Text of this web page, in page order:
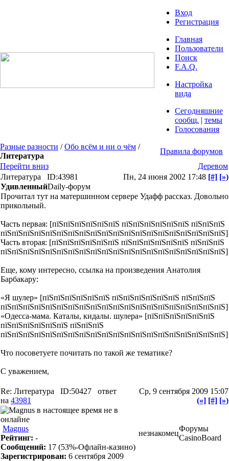
Вход
Регистрация
Главная
Пользователи
Поиск
F.A.Q.
Настройка
вида
Сегодняшние
сообщ. | темы
Голосования
Разные разности /Обо всём и ни о чём /
Литература
Правила форумов
Перейти вниз
Деревом
Литература
ID:43981 Пн, 24 июня 2002 17:48 [#] [»)
УдивленныйDaily-форум
Прочитал тут на матершинном сервере Удафф рассказ. Довольно
прикольный.
Часть первая: [пїЅпїЅпїЅпїЅпїЅпїЅ пїЅпїЅпїЅпїЅпїЅпїЅ пїЅпїЅпїЅ
пїЅпїЅпїЅпїЅпїЅпїЅпїЅпїЅпїЅпїЅпїЅпїЅпїЅпїЅпїЅпїЅпїЅпїЅпїЅпїЅ]
Часть вторая: [пїЅпїЅпїЅпїЅпїЅпїЅ пїЅпїЅпїЅпїЅпїЅпїЅ пїЅпїЅпїЅ
пїЅпїЅпїЅпїЅпїЅпїЅпїЅпїЅпїЅпїЅпїЅпїЅпїЅпїЅпїЅпїЅпїЅпїЅпїЅпїЅ]
Еще, кому интересно, ссылка на произведения Анатолия
Барбакару:
«Я шулер» [пїЅпїЅпїЅпїЅпїЅпїЅ пїЅпїЅпїЅпїЅпїЅпїЅ пїЅпїЅпїЅ
пїЅпїЅпїЅпїЅпїЅпїЅпїЅпїЅпїЅпїЅпїЅпїЅпїЅпїЅпїЅпїЅпїЅпїЅпїЅпїЅ]
«Одесcа-мама. Каталы, кидалы. шулера» [пїЅпїЅпїЅпїЅпїЅпїЅ
пїЅпїЅпїЅпїЅпїЅпїЅ пїЅпїЅпїЅ
пїЅпїЅпїЅпїЅпїЅпїЅпїЅпїЅпїЅпїЅпїЅпїЅпїЅпїЅпїЅпїЅпїЅпїЅпїЅпїЅ]
Что посоветуете почитать по такой же тематике?
С уважением,
Re: Литература ID:50427 ответ
на 43981
Ср, 9 сентября 2009 15:07
(«] [#] [»)
Magnus
Рейтинг: -
Сообщений: 17 (53%-Офлайн-казино)
Зарегистрирован: 6 сентября 2009
незнакомец
Форумы
CasinoBoard